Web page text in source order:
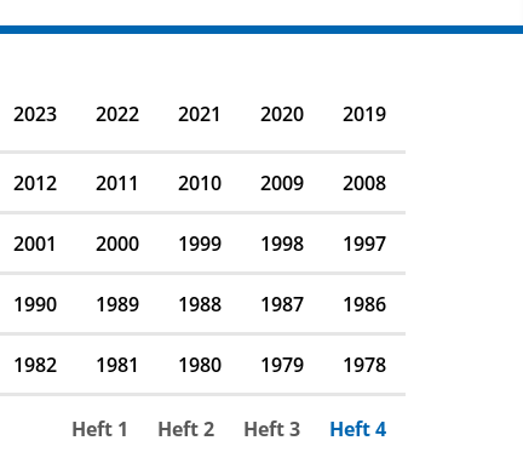
2023 2022 2021 2020 2019
2012 2011 2010 2009 2008
2001 2000 1999 1998 1997
1990 1989 1988 1987 1986
1982 1981 1980 1979 1978
Heft 1 Heft 2 Heft 3 Heft 4